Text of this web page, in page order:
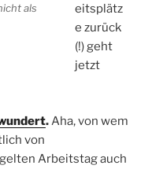
als
eitsplätz
e zurück
(!) geht
jetzt
.Aha, von wem
von
Arbeitstag auch